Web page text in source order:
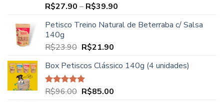
Avaliação
R$27.90 – R$39.90
preço:
Petisco Treino Natural de Beterraba c/ Salsa
140g
R$23.90 O
original
era:
R$23.90.
R$21.90O
atual
R$21.90.
Box Petiscos Clássico 140g (4 unidades)
Avaliação
R$96.00 O
R$85.00O